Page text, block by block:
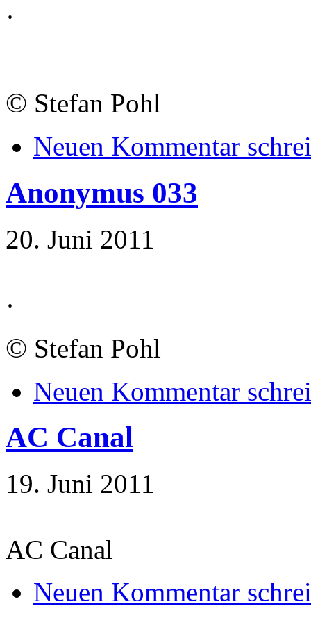
·
© Stefan Pohl
Neuen Kommentar
Anonymus 033
20. Juni 2011
·
© Stefan Pohl
Neuen Kommentar
AC Canal
19. Juni 2011
AC Canal
Neuen Kommentar